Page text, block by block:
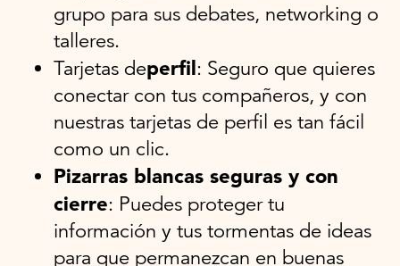
grupo para sus debates, networking o
talleres.
Tarjetas deperfil: Seguro que quieres
conectar con tus compañeros, y con
nuestras tarjetas de perfil es tan fácil
como un clic.
Pizarras blancas seguras y con
cierre: Puedes proteger tu
información y tus tormentas de ideas
para que permanezcan en buenas